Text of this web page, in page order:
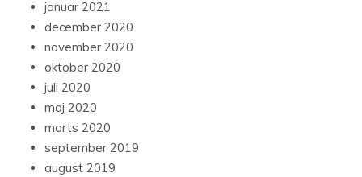
januar 2021
december 2020
november 2020
oktober 2020
juli 2020
maj 2020
marts 2020
september 2019
august 2019